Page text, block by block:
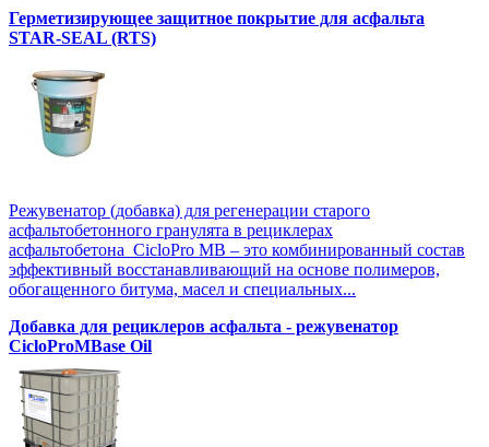
Герметизирующее защитное покрытие для асфальта
STAR-SEAL (RTS)
Режувенатор (добавка) для регенерации старого
асфальтобетонного гранулята в рециклерах
асфальтобетона CicloPro MB – это комбинированный состав
эффективный восстанавливающий на основе полимеров,
обогащенного битума, масел и специальных...
Добавка для рециклеров асфальта - режувенатор
CicloProMBase Oil